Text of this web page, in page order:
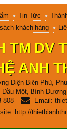
Tin Tức
khách hàng
TM DV
ANH
Điện Biên Phủ,
Dầu Một, Bình Dương.
808 Email:
http://